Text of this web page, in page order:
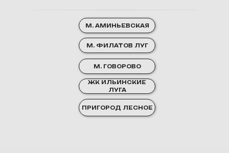
М. АМИНЬЕВСКАЯ
М. ФИЛАТОВ ЛУГ
М. ГОВОРОВО
ЖК ИЛЬИНСКИЕ
ЛУГА
ПРИГОРОД ЛЕСНОЕ